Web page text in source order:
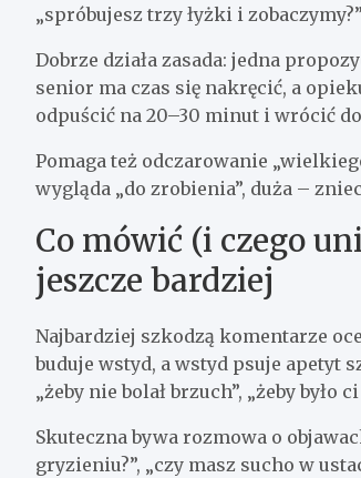
„spróbujesz trzy łyżki i
Dobrze działa zasada: jedna
senior ma czas się nakręcić, a
odpuścić na 20–30 minut i wrócić
Pomaga też odczarowanie
wygląda „do zrobienia”, duża –
Co mówić (i czego
jeszcze bardziej
Najbardziej szkodzą komentarze
buduje wstyd, a wstyd psuje apetyt
„żeby nie bolał brzuch”, „żeby było
Skuteczna bywa rozmowa o
gryzieniu?”, „czy masz sucho w